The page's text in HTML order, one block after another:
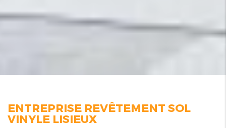
ENTREPRISE REVÊTEMENT SOL
VINYLE LISIEUX